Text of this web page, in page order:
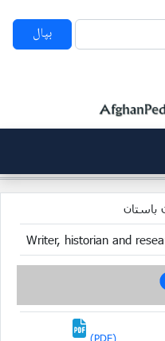
بپال
باستان
Writer, historian and
(PDF)